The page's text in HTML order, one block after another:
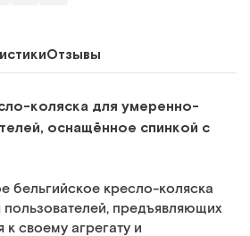
Отзывы
коляска для умеренно-
оcнащённое спинкой с
бельгийское кресло-коляска
предъявляющих
своему агрегату и